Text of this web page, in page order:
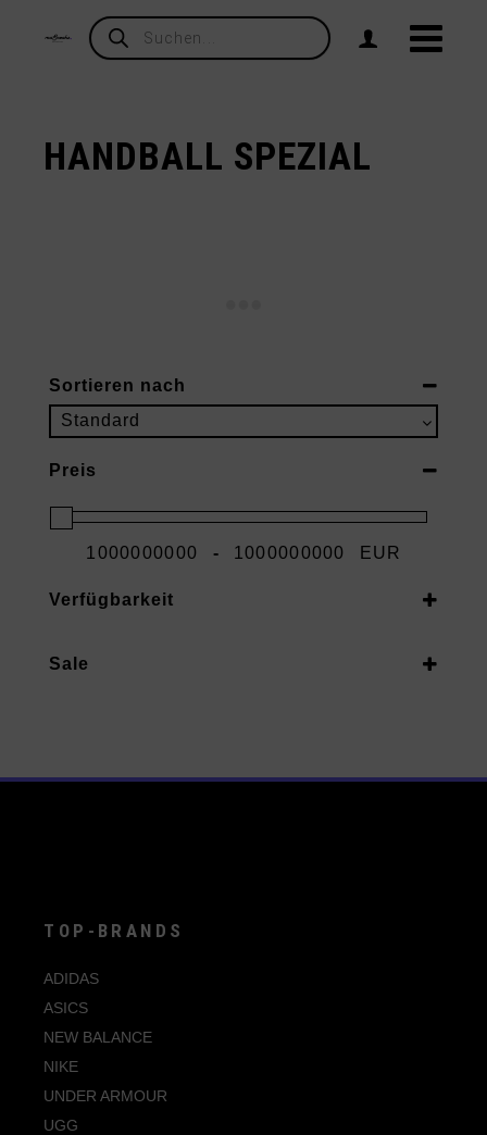
Products
search
HANDBALL SPEZIAL
Sortieren nach
Sort Products
Standard
Preis
Minimum Price
-
Maximum Price
EUR
Verfügbarkeit
Auf Nachbestellung
Sale
TOP-BRANDS
ADIDAS
ASICS
NEW BALANCE
NIKE
UNDER ARMOUR
UGG